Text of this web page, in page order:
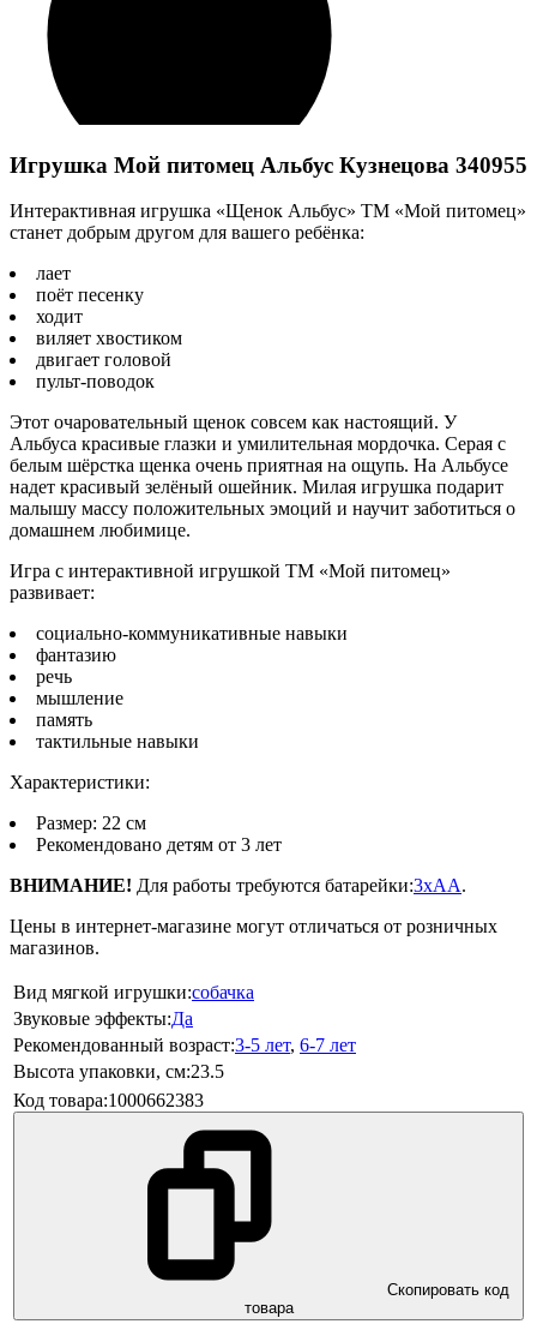
Игрушка Мой питомец Альбус Кузнецова 340955
Интерактивная игрушка «Щенок Альбус» ТМ «Мой питомец»
станет добрым другом для вашего ребёнка:
лает
поёт песенку
ходит
виляет хвостиком
двигает головой
пульт-поводок
Этот очаровательный щенок совсем как настоящий. У
Альбуса красивые глазки и умилительная мордочка. Серая с
белым шёрстка щенка очень приятная на ощупь. На Альбусе
надет красивый зелёный ошейник. Милая игрушка подарит
малышу массу положительных эмоций и научит заботиться о
домашнем любимице.
Игра с интерактивной игрушкой ТМ «Мой питомец»
развивает:
социально-коммуникативные навыки
фантазию
речь
мышление
память
тактильные навыки
Характеристики:
Размер: 22 см
Рекомендовано детям от 3 лет
ВНИМАНИЕ! Для работы требуются батарейки:3xAA.
Цены в интернет-магазине могут отличаться от розничных
магазинов.
Вид мягкой игрушки:собачка
Звуковые эффекты:Да
Рекомендованный возраст:3-5 лет, 6-7 лет
Высота упаковки, см:23.5
Код товара:1000662383
Скопировать код
товара